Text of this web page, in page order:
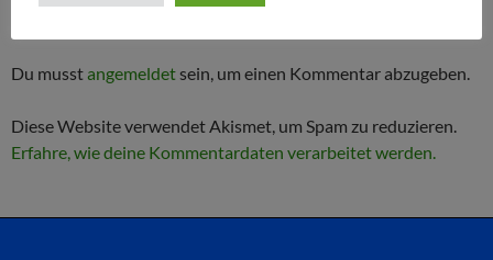
Du musstangemeldet sein, um einen Kommentar abzugeben.
Diese Website verwendet Akismet, um Spam zu reduzieren.
Erfahre, wie deine Kommentardaten verarbeitet werden.